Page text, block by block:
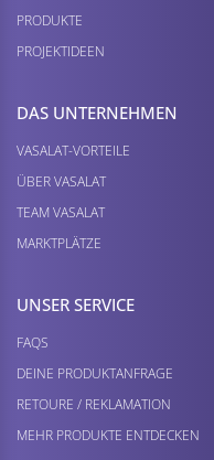
PRODUKTE
PROJEKTIDEEN
DAS UNTERNEHMEN
VASALAT-VORTEILE
ÜBER VASALAT
TEAM VASALAT
MARKTPLÄTZE
UNSER SERVICE
FAQS
DEINE PRODUKTANFRAGE
RETOURE / REKLAMATION
MEHR PRODUKTE ENTDECKEN